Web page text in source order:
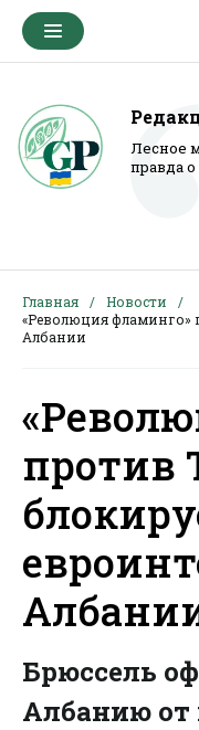
Лесное
правда
Главная
Новости
«Революция фламинго»
Албании
против
Брюссель
Албанию от